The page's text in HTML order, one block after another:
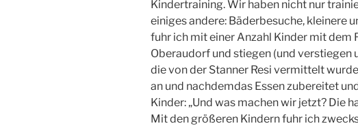
Kindertraining. Wir haben nicht nur
einiges andere: Bäderbesuche, kleinere
fuhr ich mit einer Anzahl Kinder mit dem
Oberaudorf und stiegen (und verstiegen
die von der Stanner Resi vermittelt
an und nachdemdas Essen zubereitet
Kinder: „Und was machen wir jetzt? Die
Mit den größeren Kindern fuhr ich